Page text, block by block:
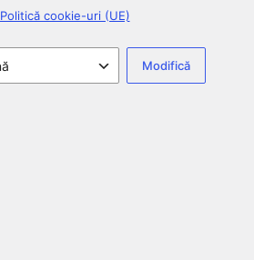
Politică cookie-uri (UE)